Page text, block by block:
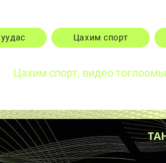
Цахим спорт
Цахим спорт, видео